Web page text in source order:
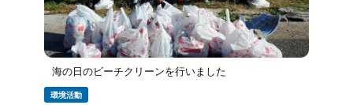
海の日のビーチクリーンを行いました
環境活動